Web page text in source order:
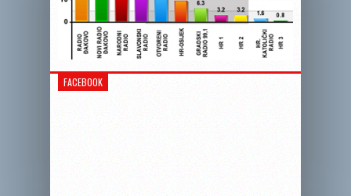
FACEBOOK